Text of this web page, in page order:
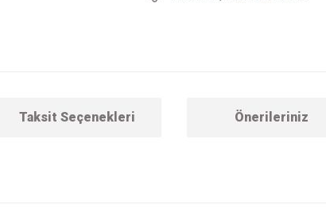
Taksit Seçenekleri Önerileriniz